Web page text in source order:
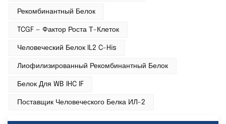
Рекомбинантный Белок
TCGF — Фактор Роста Т-Клеток
Человеческий Белок IL2 C-His
Лиофилизированный Рекомбинантный Белок
Белок Для WB IHC IF
Поставщик Человеческого Белка ИЛ-2